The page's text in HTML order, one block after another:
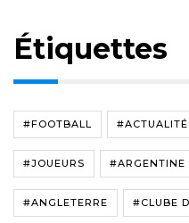
Étiquettes
#FOOTBALL
#JOUEURS #ARGENTINE
#ANGLETERRE #CLUBE